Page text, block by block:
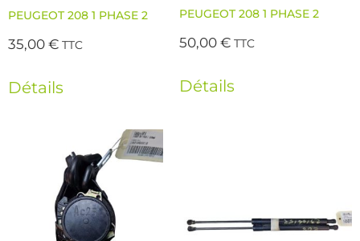
PEUGEOT 208 1 PHASE 2
35,00€ TTC
Détails
PEUGEOT 208 1 PHASE 2
50,00€ TTC
Détails